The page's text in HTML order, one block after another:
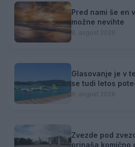
Pred nami še en
možne nevihte
9. avgust 2026
Glasovanje je v
se tudi letos
kopališče
9. avgust 2026
Zvezde pod
prinaša komično